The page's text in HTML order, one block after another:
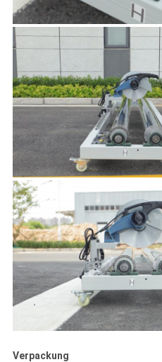
Verpackung